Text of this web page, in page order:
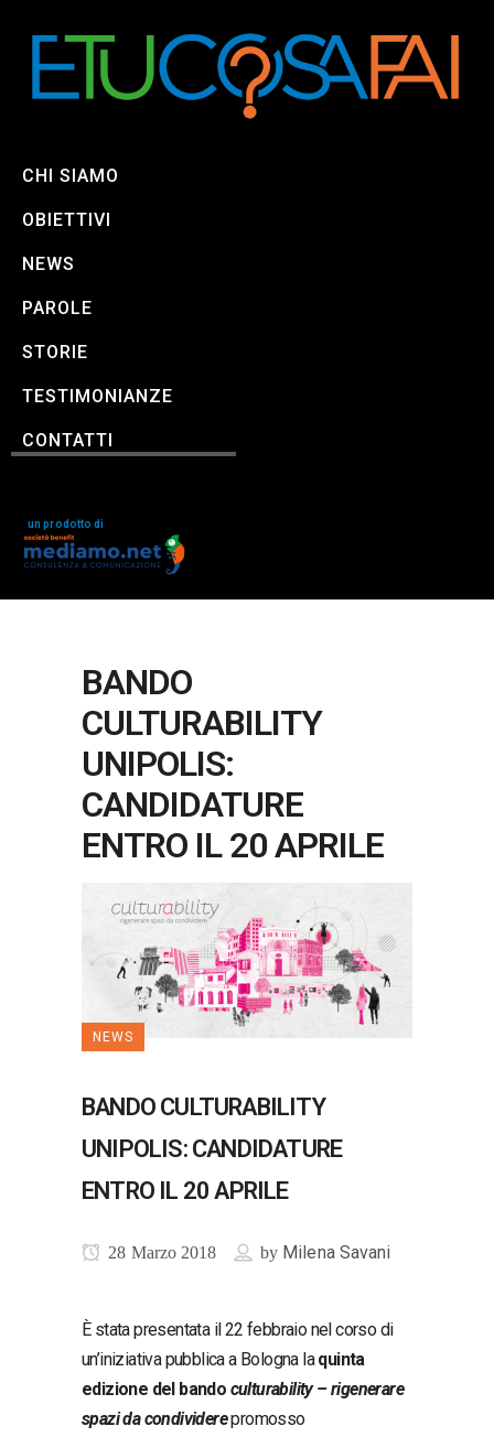
CHI SIAMO
OBIETTIVI
NEWS
PAROLE
STORIE
TESTIMONIANZE
CONTATTI
un prodotto di
BANDO
CULTURABILITY
UNIPOLIS:
CANDIDATURE
ENTRO IL 20 APRILE
NEWS
BANDO CULTURABILITY
UNIPOLIS: CANDIDATURE
ENTRO IL 20 APRILE
28 Marzo 2018 by Milena Savani
È stata presentata il 22 febbraio nel corso di
un’iniziativa pubblica a Bologna laquinta
edizione del bando culturability – rigenerare
spazi da condividerepromosso